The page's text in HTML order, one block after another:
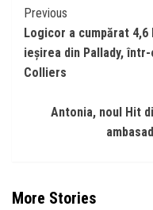
Continue
Reading
Previous
Logicor a cumpărat
ieșirea din Pallady,
Colliers
Antonia, noul Hit
More Stories